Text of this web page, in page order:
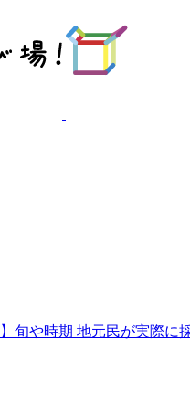
旬や時期 地元民が実際に